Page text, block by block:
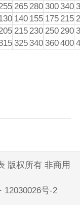
265 280 300340
140 155 175 215
215 230 250 290
325340 360400
版权所有 非商用
12030026号-2